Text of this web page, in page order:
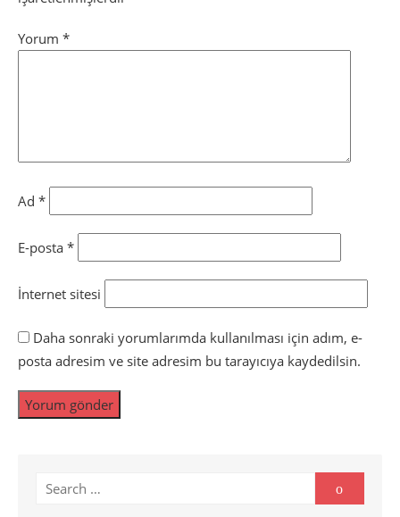
Yorum *
Ad *
E-posta *
İnternet sitesi
Daha sonraki yorumlarımda kullanılması için adım, e-
posta adresim ve site adresim bu tarayıcıya kaydedilsin.
Search
Search